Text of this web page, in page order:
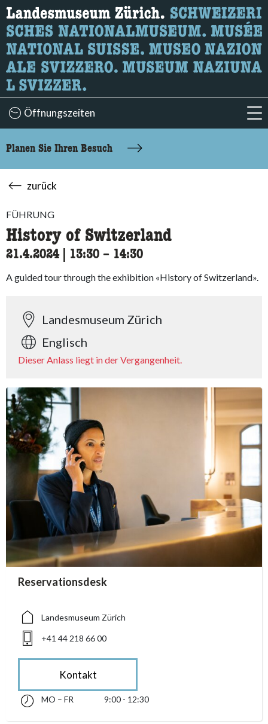
Wonach suchen Sie?
Hier können Sie nach Inhalten der Seite suchen.
Öffnungszeiten
Planen Sie Ihren Besuch
zurück
FÜHRUNG
History of Switzerland
21.4.2024| 13:30 accessibility.time_to
– 14:30
A guided tour through the exhibition «History of Switzerland».
Landesmuseum Zürich
Englisch
Dieser Anlass liegt in der Vergangenheit.
accessibility.sr-only.person_card_info
Reservationsdesk
accessibility.sr-only.museum
Landesmuseum Zürich
accessibility.sr-only.phone
+41 44 218 66 00
Kontakt
accessibility.sr-only.opening_hours
Montag bis Freitag 09:00 - 12:30
MO – FR 9:00 - 12:30